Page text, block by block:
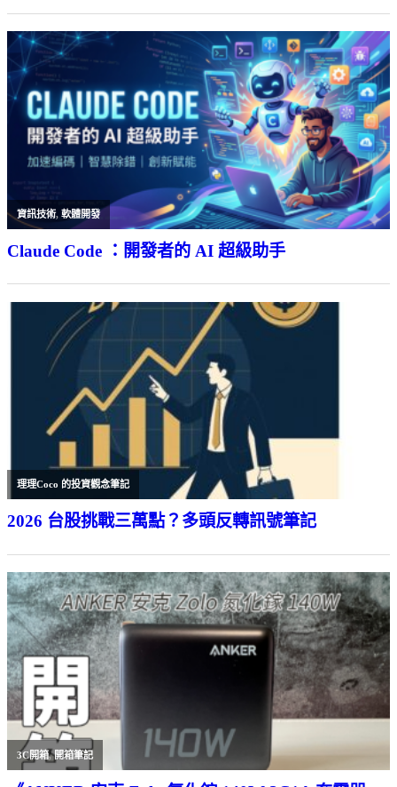
資訊技術,軟體開發
Claude Code ：開發者的 AI 超級助手
理理Coco 的投資觀念筆記
2026 台股挑戰三萬點？多頭反轉訊號筆記
3C開箱,開箱筆記